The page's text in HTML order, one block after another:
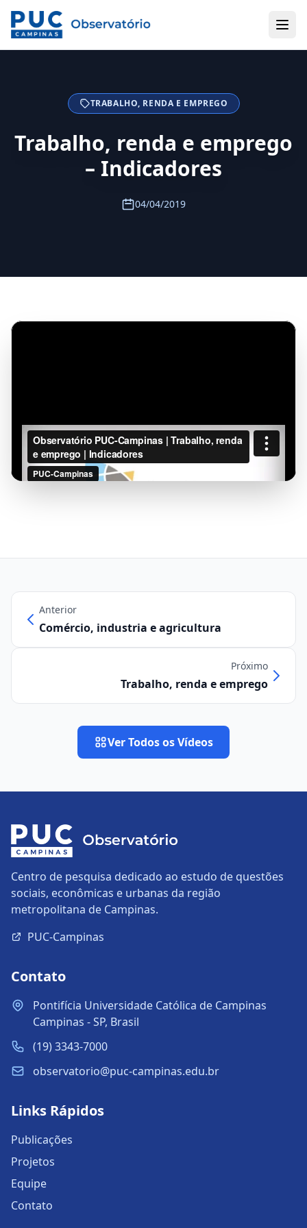
TRABALHO, RENDA E EMPREGO
Trabalho, renda e emprego
– Indicadores
04/04/2019
Anterior
Comércio, industria e agricultura
Próximo
Trabalho, renda e emprego
Ver Todos os Vídeos
Centro de pesquisa dedicado ao estudo de questões
sociais, econômicas e urbanas da região
metropolitana de Campinas.
PUC-Campinas
Contato
Pontifícia Universidade Católica de Campinas
Campinas - SP, Brasil
(19) 3343-7000
observatorio@puc-campinas.edu.br
Links Rápidos
Publicações
Projetos
Equipe
Contato